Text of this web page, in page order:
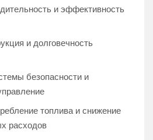
и эффективность
и долговечность
безопасности и
топлива и снижение
расходов